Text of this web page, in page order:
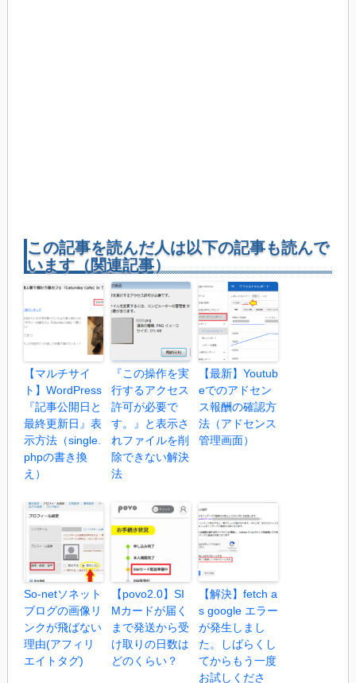
この記事を読んだ人は以下の記事も読んで
います（関連記事）
【マルチサイ
ト】WordPress
『記事公開日と
最終更新日』表
示方法（single.
phpの書き換
え）
『この操作を実
行するアクセス
許可が必要で
す。』と表示さ
れファイルを削
除できない解決
法
【最新】Youtub
eでのアドセン
ス報酬の確認方
法（アドセンス
管理画面）
So-netソネット
ブログの画像リ
ンクが飛ばない
理由(アフィリ
エイトタグ)
【povo2.0】SI
Mカードが届く
まで発送から受
け取りの日数は
どのくらい？
【解決】fetch a
s google エラー
が発生しまし
た。しばらくし
てからもう一度
お試しくださ